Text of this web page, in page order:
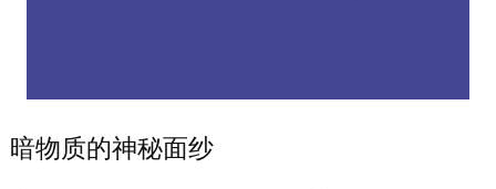
暗物质的神秘面纱